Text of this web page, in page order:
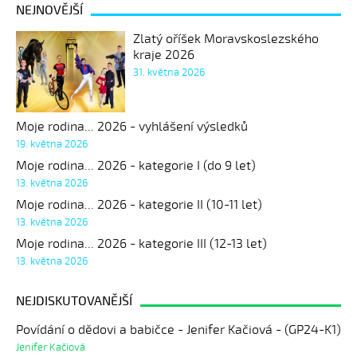
NEJNOVĚJŠÍ
Zlatý oříšek Moravskoslezského
kraje 2026
31. května 2026
Moje rodina... 2026 - vyhlášení výsledků
19. května 2026
Moje rodina... 2026 - kategorie I (do 9 let)
13. května 2026
Moje rodina... 2026 - kategorie II (10-11 let)
13. května 2026
Moje rodina... 2026 - kategorie III (12-13 let)
13. května 2026
NEJDISKUTOVANĚJŠÍ
Povídání o dědovi a babičce - Jenifer Kačiová - (GP24-K1)
Jenifer Kačiová